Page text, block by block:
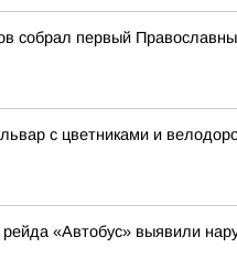
собрал первый
с цветниками и
«Автобус» выявили